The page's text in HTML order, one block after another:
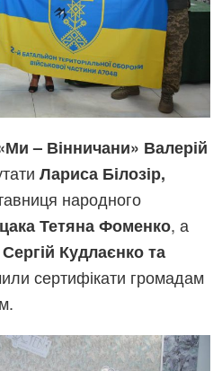
– Вінничани» Валерій
Лариса Білозір,
народного
Тетяна Фоменко, а
Сергій Кудлаєнко та
сертифікати громадам